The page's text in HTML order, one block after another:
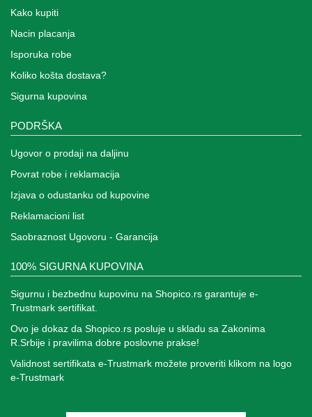
Kako kupiti
Nacin placanja
Isporuka robe
Koliko košta dostava?
Sigurna kupovina
PODRŠKA
Ugovor o prodaji na daljinu
Povrat robe i reklamacija
Izjava o odustanku od kupovine
Reklamacioni list
Saobraznost Ugovoru - Garancija
100% SIGURNA KUPOVINA
Sigurnu i bezbednu kupovinu na Shopico.rs garantuje e-
Trustmark sertifikat.
Ovo je dokaz da Shopico.rs posluje u skladu sa Zakonima
R.Srbije i pravilima dobre poslovne prakse!
Validnost sertifikata e-Trustmark možete proveriti klikom na logo
e-Trustmark